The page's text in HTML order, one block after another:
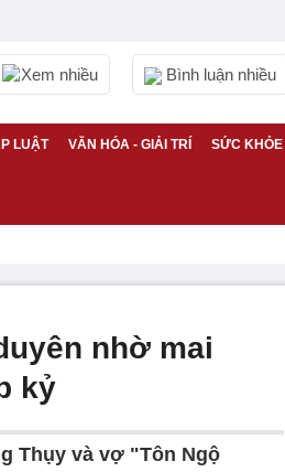
Xem nhiều Bình luận nhiều
LUẬT VĂN HÓA - GIẢI TRÍ SỨC KHỎE
nhờ mai
kỷ
Thụy và vợ "Tôn Ngộ